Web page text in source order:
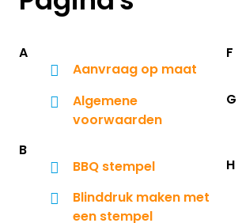
A
Aanvraag op maat
Algemene
voorwaarden
B
BBQ stempel
Blinddruk maken met
een stempel
F
G
H